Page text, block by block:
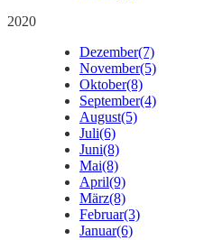
2020
Dezember(7)
November(5)
Oktober(8)
September(4)
August(5)
Juli(6)
Juni(8)
Mai(8)
April(9)
März(8)
Februar(3)
Januar(6)